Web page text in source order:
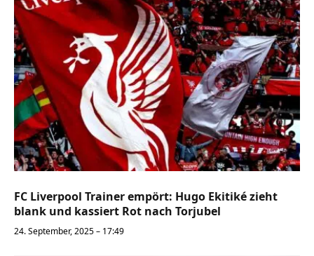
FC Liverpool Trainer empört: Hugo Ekitiké zieht
blank und kassiert Rot nach Torjubel
24. September, 2025 – 17:49